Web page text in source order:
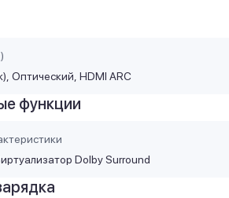
Оптический HDMI ARC
функции
Dolby Surround